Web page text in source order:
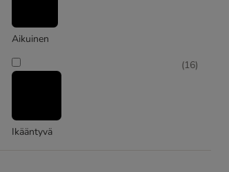
Aikuinen
Ikääntyvä
(16)